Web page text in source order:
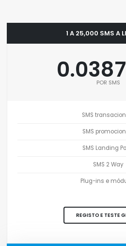
1 A 25,000 SMS A
POR SMS
SMS
SMS
SMS Landing
SMS 2 Way
Plug-ins e
REGISTO E TESTE